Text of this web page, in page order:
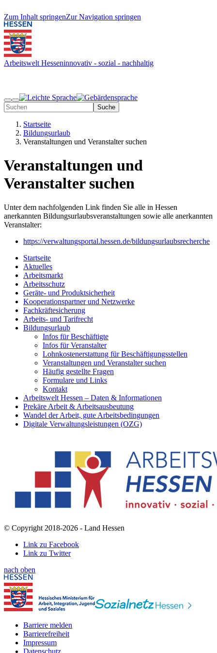
Zum Inhalt springenZur Navigation springen
Arbeitswelt Hesseninnovativ - sozial - nachhaltig
Suche
Startseite
Bildungsurlaub
Veranstaltungen und Veranstalter suchen
Veranstaltungen und
Veranstalter suchen
Unter dem nachfolgenden Link finden Sie alle in Hessen
anerkannten Bildungsurlaubsveranstaltungen sowie alle anerkannten
Veranstalter:
https://verwaltungsportal.hessen.de/bildungsurlaubsrecherche
Startseite
Aktuelles
Arbeitsmarkt
Arbeitsschutz
Geräte- und Produktsicherheit
Kooperationspartner und Netzwerke
Fachkräftesicherung
Arbeits- und Tarifrecht
Bildungsurlaub
Infos für Beschäftigte
Infos für Veranstalter
Lohnkostenerstattung für Beschäftigungsstellen
Veranstaltungen und Veranstalter suchen
Häufig gestellte Fragen
Formulare und Links
Kontakt
Arbeitswelt Hessen – Daten & Informationen
Prekäre Arbeit & Arbeitsausbeutung
Wandel der Arbeit, gute Arbeitsbedingungen
Digitale Verwaltungsleistungen (OZG)
© Copyright 2018-2026 - Land Hessen
Link zu Facebook
Link zu Twitter
nach oben
Barriere melden
Barrierefreiheit
Impressum
Datenschutz